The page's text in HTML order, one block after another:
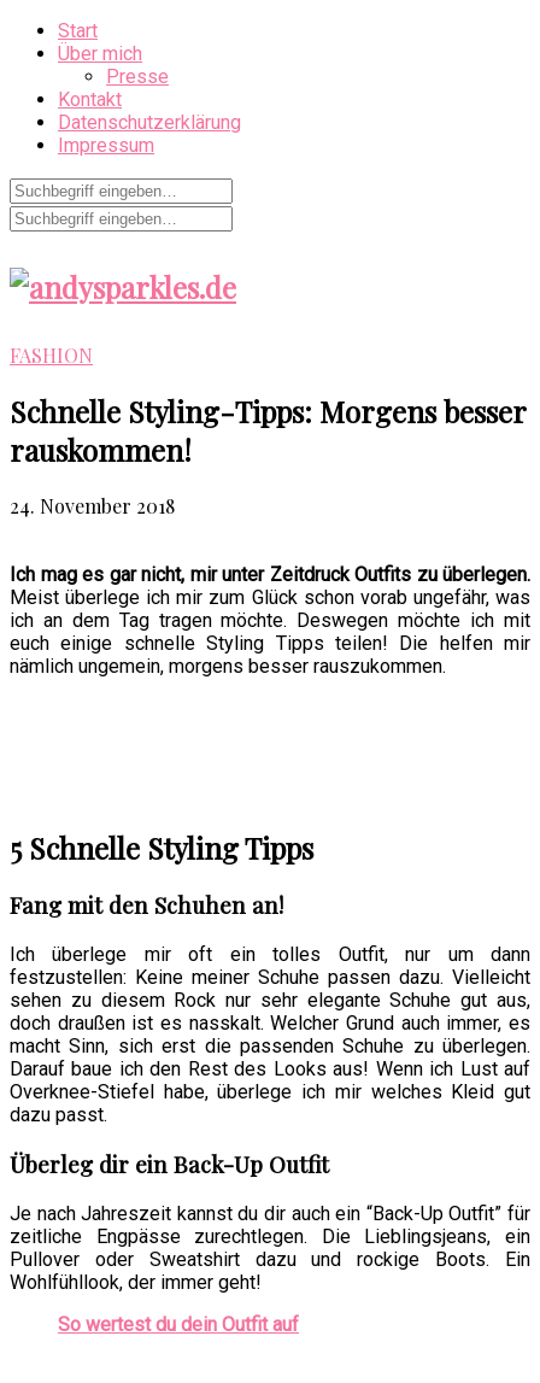
Start
Über mich
Presse
Kontakt
Datenschutzerklärung
Impressum
FASHION
Schnelle Styling-Tipps: Morgens besser
rauskommen!
24. November 2018
Ich mag es gar nicht, mir unter Zeitdruck Outfits zu überlegen.
Meist überlege ich mir zum Glück schon vorab ungefähr, was
ich an dem Tag tragen möchte. Deswegen möchte ich mit
euch einige schnelle Styling Tipps teilen! Die helfen mir
nämlich ungemein, morgens besser rauszukommen.
5 Schnelle Styling Tipps
Fang mit den Schuhen an!
Ich überlege mir oft ein tolles Outfit, nur um dann
festzustellen: Keine meiner Schuhe passen dazu. Vielleicht
sehen zu diesem Rock nur sehr elegante Schuhe gut aus,
doch draußen ist es nasskalt. Welcher Grund auch immer, es
macht Sinn, sich erst die passenden Schuhe zu überlegen.
Darauf baue ich den Rest des Looks aus! Wenn ich Lust auf
Overknee-Stiefel habe, überlege ich mir welches Kleid gut
dazu passt.
Überleg dir ein Back-Up Outfit
Je nach Jahreszeit kannst du dir auch ein “Back-Up Outfit” für
zeitliche Engpässe zurechtlegen. Die Lieblingsjeans, ein
Pullover oder Sweatshirt dazu und rockige Boots. Ein
Wohlfühllook, der immer geht!
So wertest du dein Outfit auf